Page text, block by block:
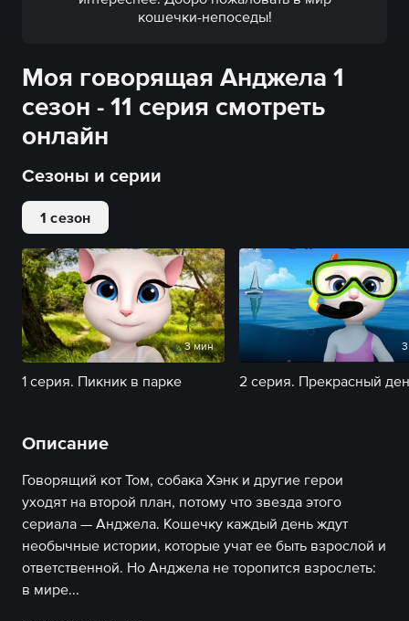
кошечки-непоседы!
Моя говорящая Анджела 1
сезон - 11 серия смотреть
онлайн
Сезоны и серии
1 сезон
3 мин
1 серия. Пикник в парке
Описание
Говорящий кот Том, собака Хэнк и другие герои
уходят на второй план, потому что звезда этого
сериала — Анджела. Кошечку каждый день ждут
необычные истории, которые учат ее быть взрослой и
ответственной. Но Анджела не торопится взрослеть:
в мире...